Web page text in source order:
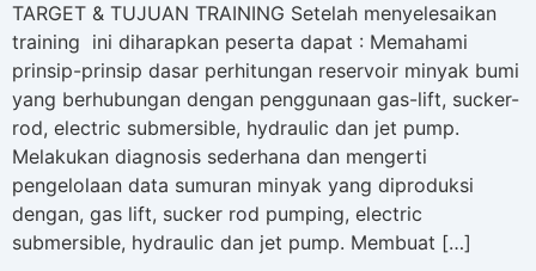
TARGET & TUJUAN TRAINING Setelah menyelesaikan
training ini diharapkan peserta dapat : Memahami
prinsip-prinsip dasar perhitungan reservoir minyak bumi
yang berhubungan dengan penggunaan gas-lift, sucker-
rod, electric submersible, hydraulic dan jet pump.
Melakukan diagnosis sederhana dan mengerti
pengelolaan data sumuran minyak yang diproduksi
dengan, gas lift, sucker rod pumping, electric
submersible, hydraulic dan jet pump. Membuat […]